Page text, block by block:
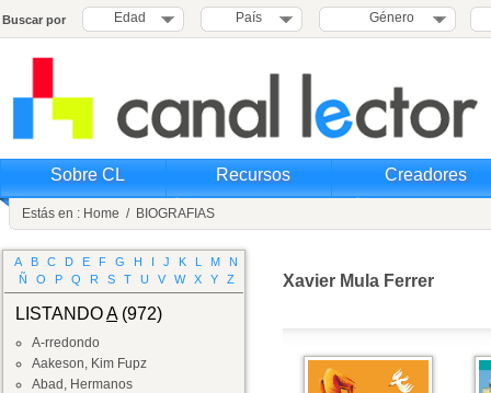
Buscar por Edad País Género
Sobre CL Recursos Creadores
Estás en : Home / BIOGRAFIAS
A B C D E F G H I J K L M
N
Ñ
O P Q R S T U V W X Y Z
LISTANDOA(972)
A-rredondo
Aakeson, Kim Fupz
Abad, Hermanos
Xavier Mula Ferrer